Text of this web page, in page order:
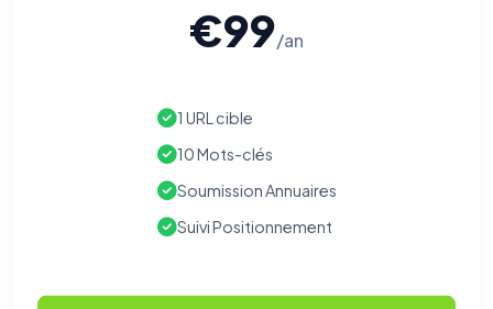
€99/an
1 URL cible
10 Mots-clés
Soumission Annuaires
Suivi Positionnement